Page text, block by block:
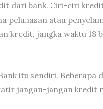
dari bank. Ciri-ciri
pelunasan atau
kredit, jangka waktu 18
itu sendiri. Beberapa
jangan-jangan kredit